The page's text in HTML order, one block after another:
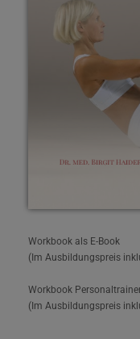
Workbook als E-Book
(Im Ausbildungspreis
Workbook
(Im Ausbildungspreis